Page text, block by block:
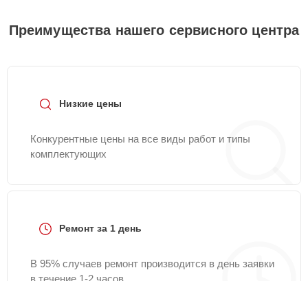
Преимущества нашего сервисного центра
Низкие цены
Конкурентные цены на все виды работ и типы
комплектующих
Ремонт за 1 день
В 95% случаев ремонт производится в день заявки
в течение 1-2 часов